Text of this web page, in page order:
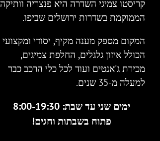
קריסטו צמיגי השדרה היא פנצריה וותיקה
הממוקמת בשדרות ירושלים שביפו.
המקום מספק מענה מקיף, יסודי ומקצועי
הכולל איזון גלגלים, החלפת צמיגים,
מכירת ג'אנטים ועוד לכל כלי הרכב כבר
למעלה מ-35 שנים.
ימים שני עד שבת: 8:00-19:30
פתוח בשבתות וחגים!